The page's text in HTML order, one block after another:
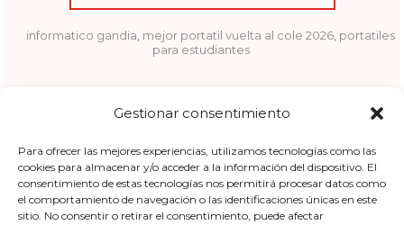
Gestionar consentimiento
Para ofrecer las mejores experiencias, utilizamos tecnologías como las
cookies para almacenar y/o acceder a la información del dispositivo. El
consentimiento de estas tecnologías nos permitirá procesar datos como
el comportamiento de navegación o las identificaciones únicas en este
sitio. No consentir o retirar el consentimiento, puede afectar
informatico gandia, mejor portatil vuelta al cole 2026, portatiles
para estudiantes